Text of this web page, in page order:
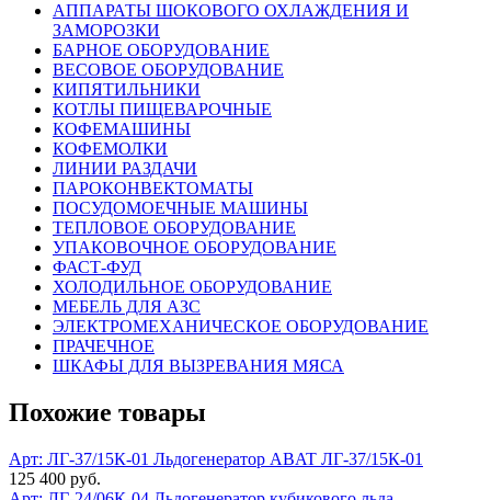
АППАРАТЫ ШОКОВОГО ОХЛАЖДЕНИЯ И
ЗАМОРОЗКИ
БАРНОЕ ОБОРУДОВАНИЕ
ВЕСОВОЕ ОБОРУДОВАНИЕ
КИПЯТИЛЬНИКИ
КОТЛЫ ПИЩЕВАРОЧНЫЕ
КОФЕМАШИНЫ
КОФЕМОЛКИ
ЛИНИИ РАЗДАЧИ
ПАРОКОНВЕКТОМАТЫ
ПОСУДОМОЕЧНЫЕ МАШИНЫ
ТЕПЛОВОЕ ОБОРУДОВАНИЕ
УПАКОВОЧНОЕ ОБОРУДОВАНИЕ
ФАСТ-ФУД
ХОЛОДИЛЬНОЕ ОБОРУДОВАНИЕ
МЕБЕЛЬ ДЛЯ АЗС
ЭЛЕКТРОМЕХАНИЧЕСКОЕ ОБОРУДОВАНИЕ
ПРАЧЕЧНОЕ
ШКАФЫ ДЛЯ ВЫЗРЕВАНИЯ МЯСА
Похожие товары
Арт: ЛГ-37/15К-01 Льдогенератор ABAT ЛГ-37/15К-01
125 400 руб.